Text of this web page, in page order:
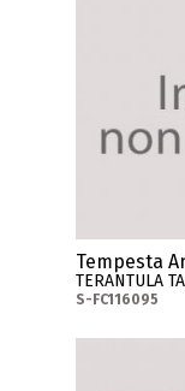
Tempesta
TERANTULA
S-FC116095